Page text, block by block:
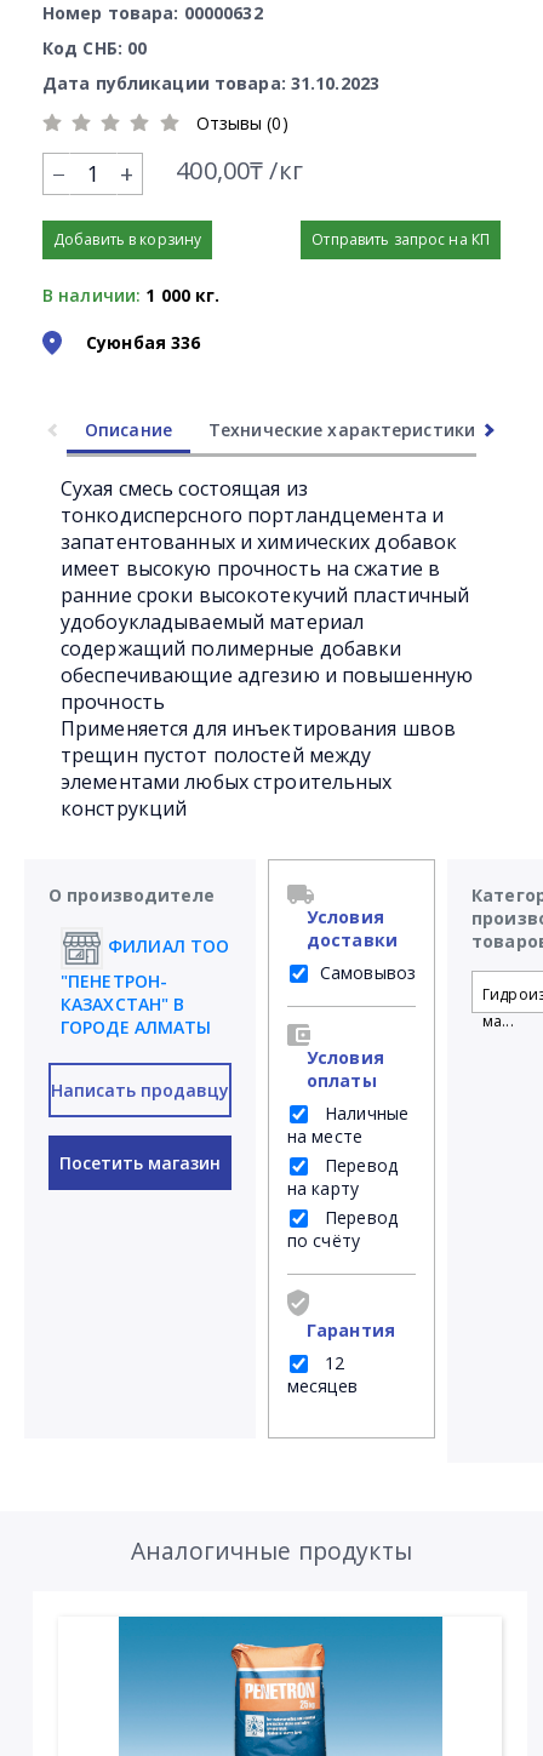
Номер товара: 00000632
Код СНБ: 00
Дата публикации товара: 31.10.2023
Отзывы (0)
+ 400,00₸ /кг
Добавить в корзину Отправить запрос на КП
В наличии: 1 000 кг.
Суюнбая 336
Описание Технические характеристики
Сухая смесь состоящая из
тонкодисперсного портландцемента и
запатентованных и химических добавок
имеет высокую прочность на сжатие в
ранние сроки высокотекучий пластичный
удобоукладываемый материал
содержащий полимерные добавки
обеспечивающие адгезию и повышенную
прочность
Применяется для инъектирования швов
трещин пустот полостей между
элементами любых строительных
конструкций
О производителе
ФИЛИАЛ ТОО
"ПЕНЕТРОН-
КАЗАХСТАН" В
ГОРОДЕ АЛМАТЫ
Написать продавцу
Посетить магазин
Условия
доставки
Самовывоз
Условия
оплаты
Наличные
на месте
Перевод
на карту
Перевод
по счёту
Гарантия
12
месяцев
ма...
Аналогичные продукты